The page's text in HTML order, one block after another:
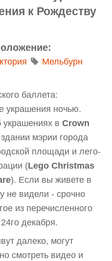
к Рождеству
Мельбурн
баллета:
украшения ночью.
украшениях в Crown
мэрии города
площади и лего-
(Lego Christmas
). Если вы живете в
не видели - срочно
из перечисленного
декабря.
далеко, могут
смотреть видео и